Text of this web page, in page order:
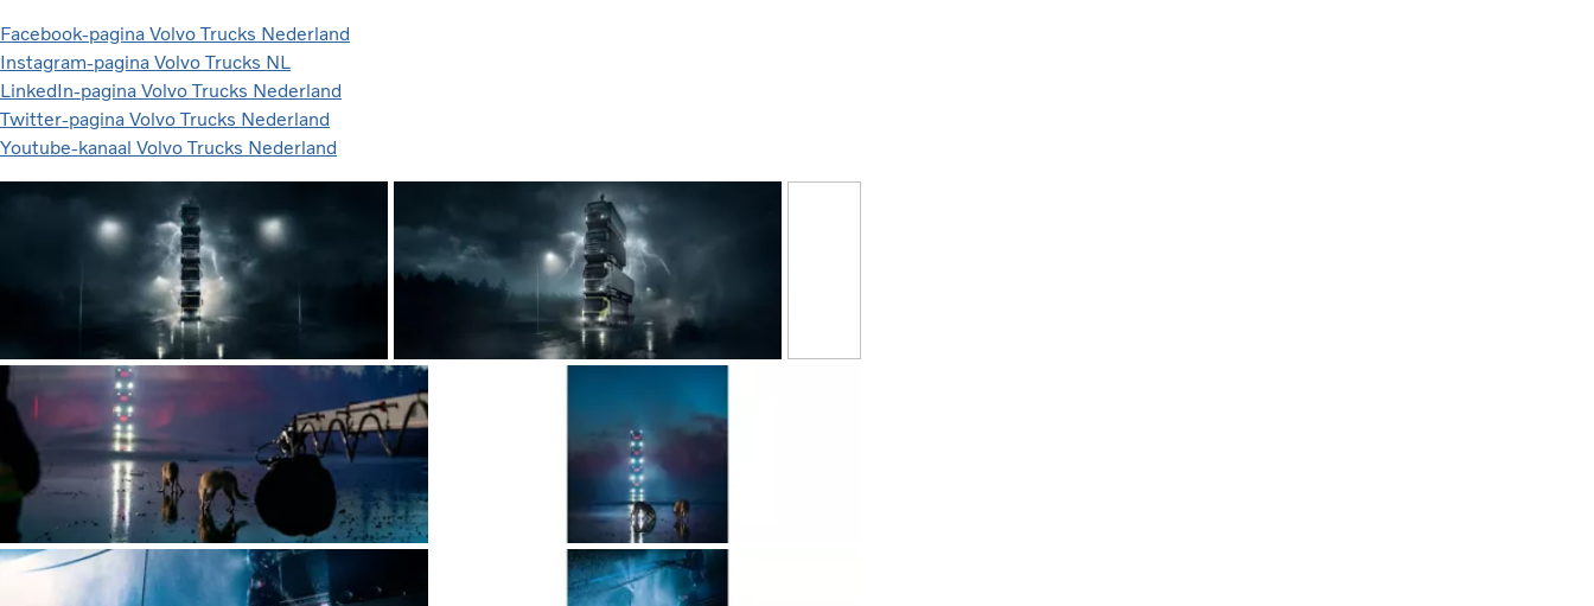
Facebook-pagina Volvo Trucks Nederland
Instagram-pagina Volvo Trucks NL
LinkedIn-pagina Volvo Trucks Nederland
Twitter-pagina Volvo Trucks Nederland
Youtube-kanaal Volvo Trucks Nederland